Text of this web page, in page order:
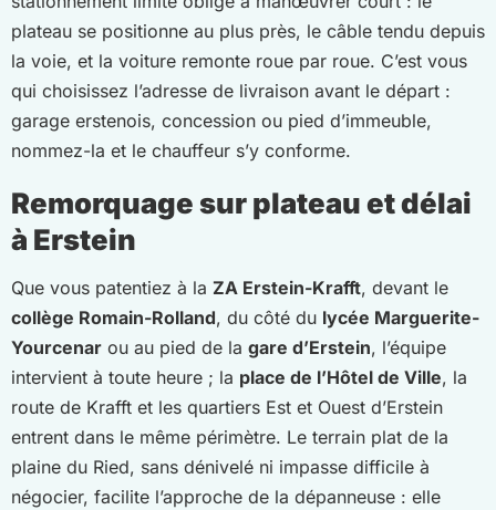
plateau se positionne au plus près, le câble tendu depuis
la voie, et la voiture remonte roue par roue. C’est vous
qui choisissez l’adresse de livraison avant le départ :
garage erstenois, concession ou pied d’immeuble,
nommez-la et le chauffeur s’y conforme.
Remorquage sur plateau et délai
à Erstein
Que vous patentiez à la ZA Erstein-Krafft, devant le
collège Romain-Rolland, du côté du lycée Marguerite-
Yourcenar ou au pied de la gare d’Erstein, l’équipe
intervient à toute heure ; la place de l’Hôtel de Ville, la
route de Krafft et les quartiers Est et Ouest d’Erstein
entrent dans le même périmètre. Le terrain plat de la
plaine du Ried, sans dénivelé ni impasse difficile à
négocier, facilite l’approche de la dépanneuse : elle